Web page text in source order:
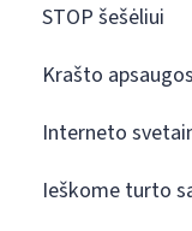
STOP šešėliui
Krašto
Interneto
Ieškome turto